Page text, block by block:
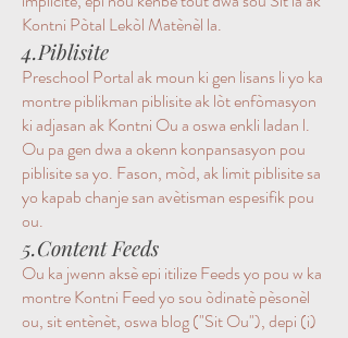
Kontni Pòtal Lekòl Matènèl la.
4.Piblisite
Preschool Portal ak moun ki gen lisans li yo ka
montre piblikman piblisite ak lòt enfòmasyon
ki adjasan ak Kontni Ou a oswa enkli ladan l.
Ou pa gen dwa a okenn konpansasyon pou
piblisite sa yo. Fason, mòd, ak limit piblisite sa
yo kapab chanje san avètisman espesifik pou
ou.
5.Content Feeds
Ou ka jwenn aksè epi itilize Feeds yo pou w ka
montre Kontni Feed yo sou òdinatè pèsonèl
ou, sit entènèt, oswa blog ("Sit Ou"), depi (i)